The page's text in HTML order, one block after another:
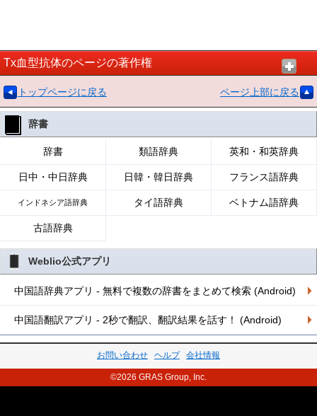
Tx血型抗体のページの著作権
トップページに戻る ページ上部に戻る
辞書
辞書 類語辞典 英和・和英辞典
日中・中日辞典 日韓・韓日辞典 フランス語辞典
インドネシア語辞典 タイ語辞典 ベトナム語辞典
古語辞典
Weblio公式アプリ
中国語辞典アプリ - 無料で複数の辞書をまとめて検索 (Android)
中国語翻訳アプリ - 2秒で翻訳、翻訳結果を話す！ (Android)
お問い合わせ ヘルプ 会社情報
©2026 GRAS Group, Inc.